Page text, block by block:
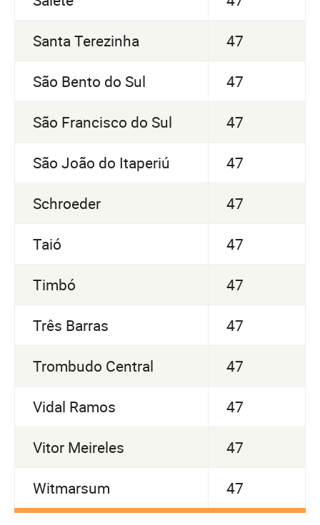
Santa Terezinha 47
São Bento do Sul 47
São Francisco do Sul 47
São João do Itaperiú 47
Schroeder 47
Taió 47
Timbó 47
Três Barras 47
Trombudo Central 47
Vidal Ramos 47
Vitor Meireles 47
Witmarsum 47